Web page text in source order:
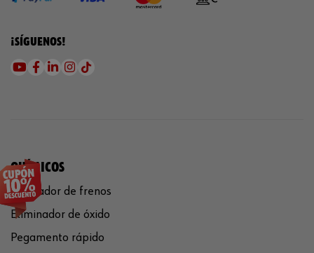
¡SÍGUENOS!
QUÍMICOS
Limpiador de frenos
Eliminador de óxido
Pegamento rápido